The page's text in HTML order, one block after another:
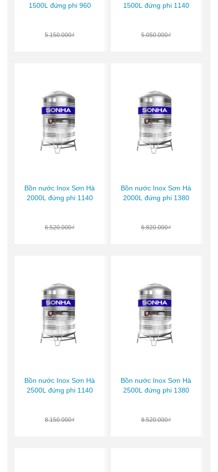
1500L đứng phi 960
5.150.000₫
1500L đứng phi 1140
5.050.000₫
Bồn nước Inox Sơn Hà
2000L đứng phi 1140
6.520.000₫
Bồn nước Inox Sơn Hà
2000L đứng phi 1380
6.820.000₫
Bồn nước Inox Sơn Hà
2500L đứng phi 1140
8.150.000₫
Bồn nước Inox Sơn Hà
2500L đứng phi 1380
8.520.000₫